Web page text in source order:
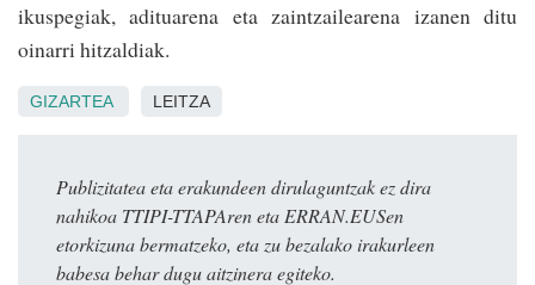
ikuspegiak, adituarena eta zain­tzailearena izanen ditu
oina­rri hitzaldiak.
GIZARTEA LEITZA
Publizitatea eta erakundeen dirulaguntzak ez dira
nahikoa TTIPI-TTAPAren eta ERRAN.EUSen
etorkizuna bermatzeko, eta zu bezalako irakurleen
babesa behar dugu aitzinera egiteko.